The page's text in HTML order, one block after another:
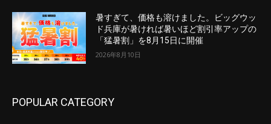
暑すぎて、価格も溶けました。ビッグウッ
ド兵庫が暑ければ暑いほど割引率アップの
「猛暑割」を8月15日に開催
2026年8月10日
POPULAR CATEGORY